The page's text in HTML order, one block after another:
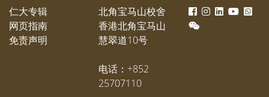
仁大专辑
网页指南
免责声明
北角宝马山校舍
香港北角宝马山
慧翠道10号
电话：+852
25707110